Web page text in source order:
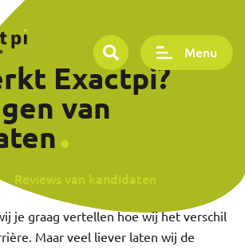
Menu
Exactpi?
van
Reviews van kandidaten
je graag vertellen hoe wij het verschil
Maar veel liever laten wij de